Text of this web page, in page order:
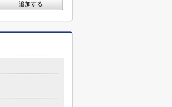
追加する